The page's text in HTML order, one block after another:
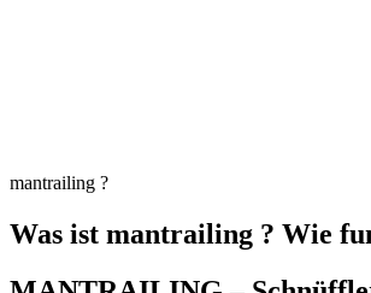
mantrailing ?
Was ist mantrailing ? Wie